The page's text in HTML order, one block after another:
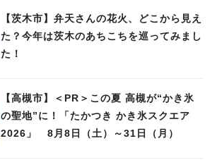
【茨木市】弁天さんの花火、どこから見え
た？今年は茨木のあちこちを巡ってみまし
た！
【高槻市】＜PR＞この夏 高槻が“かき氷
の聖地”に！「たかつき かき氷スクエア
2026」 8月8日（土）～31日（月）